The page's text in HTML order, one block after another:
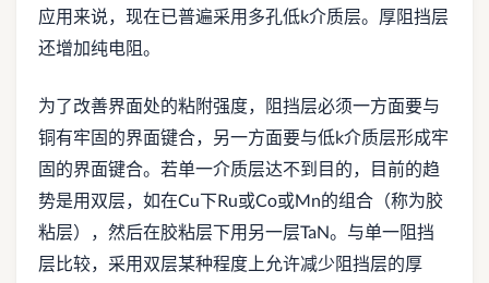
应用来说，现在已普遍采用多孔低k介质层。厚阻挡层
还增加纯电阻。
为了改善界面处的粘附强度，阻挡层必须一方面要与
铜有牢固的界面键合，另一方面要与低k介质层形成牢
固的界面键合。若单一介质层达不到目的，目前的趋
势是用双层，如在Cu下Ru或Co或Mn的组合（称为胶
粘层），然后在胶粘层下用另一层TaN。与单一阻挡
层比较，采用双层某种程度上允许减少阻挡层的厚